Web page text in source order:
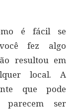
é fácil se
fez algo
resultou em
local. A
que pode
parecem ser